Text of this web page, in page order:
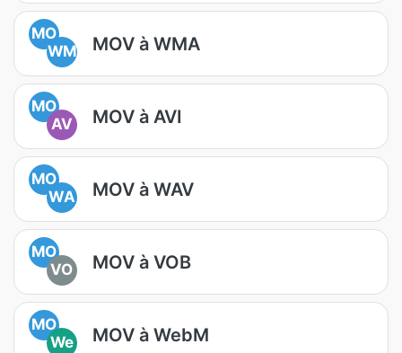
MO
WM
MOV à WMA
MO
AV
MOV à AVI
MO
WA
MOV à WAV
MO
VO
MOV à VOB
MO
We
MOV à WebM